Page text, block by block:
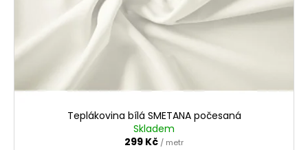
Teplákovina bílá SMETANA počesaná
Skladem
299 Kč / metr